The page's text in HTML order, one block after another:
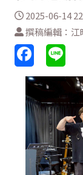
2025-06-14
撰稿編輯：江